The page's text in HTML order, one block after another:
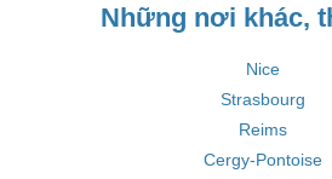
Những nơi khác,
Nice
Strasbourg
Reims
Cergy-Pontoise